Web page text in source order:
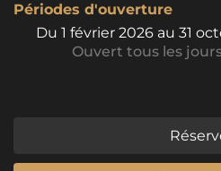
Périodes d'ouverture
Du 1 février 2026 au 31
Ouvert tous les